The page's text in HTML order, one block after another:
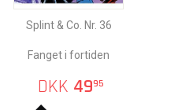
Splint & Co. Nr. 36
Fanget i fortiden
DKK 4995